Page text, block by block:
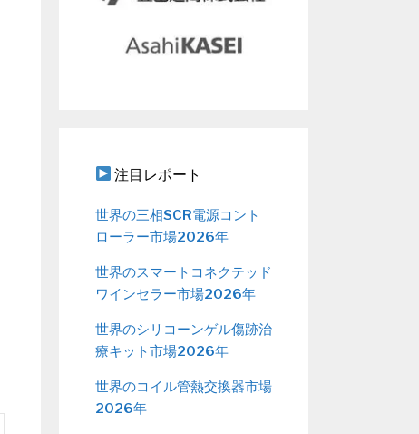
注目レポート
世界の三相SCR電源コント
ローラー市場2026年
世界のスマートコネクテッド
ワインセラー市場2026年
世界のシリコーンゲル傷跡治
療キット市場2026年
世界のコイル管熱交換器市場
2026年